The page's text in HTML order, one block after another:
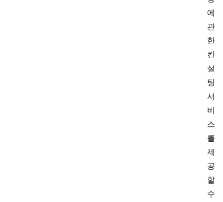
에
관
한
컨
설
팅
서
비
스
를
제
공
할
수